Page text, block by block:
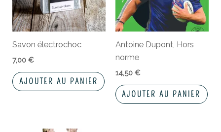
Savon électrochoc
7,00€
AJOUTER AU PANIER
Antoine Dupont, Hors
norme
14,50 €
AJOUTER AU PANIER